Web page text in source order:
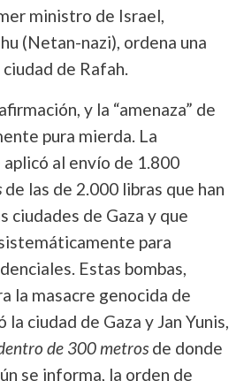
ministro de Israel,
(Netan-nazi), ordena una
de Rafah.
y la “amenaza” de
pura mierda. La
al envío de 1.800
de las de 2.000 libras que han
ciudades de Gaza y que
para
Estas bombas,
la masacre genocida de
ciudad de Gaza y Jan Yunis,
de 300 metrosde donde
se informa, la orden de